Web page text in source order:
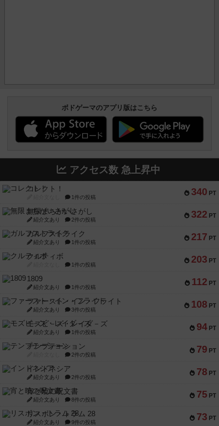
ボドゲーマのアプリ版はこちら
アクセス数 急上昇中
340 PT
コレクト！
1件の投稿
322 PT
無限まちがいさがし
紹介文あり 2件の投稿
217 PT
ガルフストライク
紹介文あり 1件の投稿
203 PT
クルティボ
1件の投稿
112 PT
1809
紹介文あり 1件の投稿
108 PT
ファースト・イン・フライト
紹介文あり 3件の投稿
94 PT
モズビ－ズ・レイダ－ズ
紹介文あり 1件の投稿
79 PT
テンプテーション
2件の投稿
78 PT
インドネシア
紹介文あり 2件の投稿
75 PT
宵と暁の呪文書
紹介文あり 8件の投稿
73 PT
リスボン・トラム 28
紹介文あり 9件の投稿